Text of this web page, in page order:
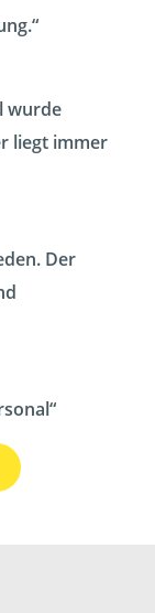
wurde
liegt immer
Der